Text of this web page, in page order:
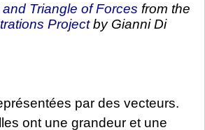
Triangle of Forces from the
Projectby Gianni Di
par des vecteurs.
ont une grandeur et une